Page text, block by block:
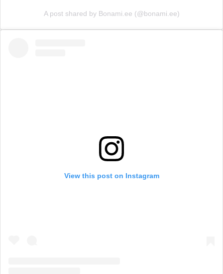
A post shared by Bonami.ee (@bonami.ee)
View this post on Instagram